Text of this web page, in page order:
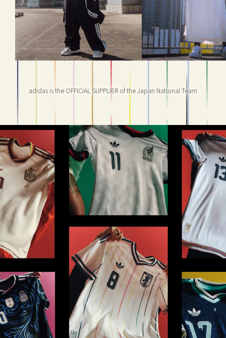
adidas is the OFFICIAL SUPPLIER of the Japan National Team